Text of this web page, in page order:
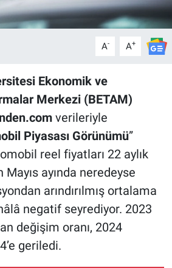
A- A+
Ekonomik ve
Merkezi (BETAM)
verileriyle
Piyasası Görünümü”
reel fiyatları 22 aylık
Mayıs ayında neredeyse
arındırılmış ortalama
negatif seyrediyor. 2023
değişim oranı, 2024
geriledi.